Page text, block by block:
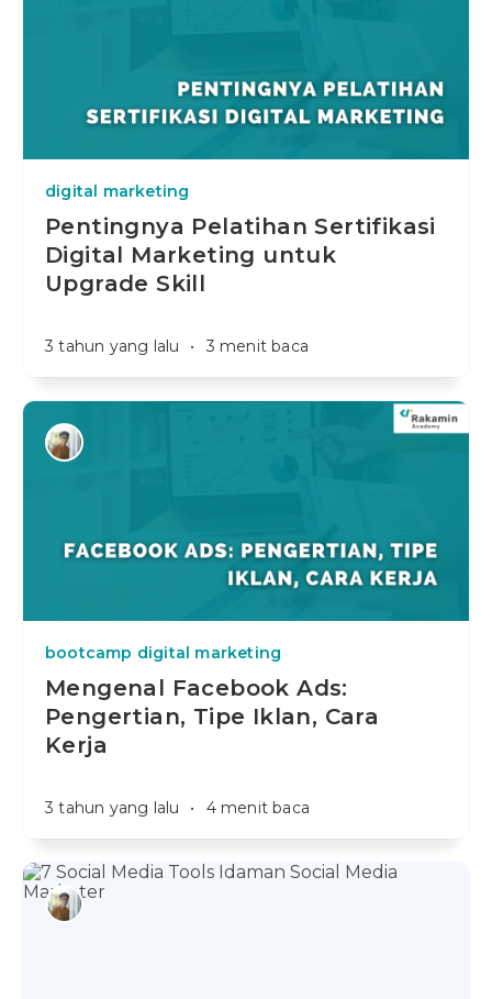
digital marketing
Pentingnya Pelatihan Sertifikasi
Digital Marketing untuk
Upgrade Skill
3 tahun yang lalu • 3 menit baca
bootcamp digital marketing
Mengenal Facebook Ads:
Pengertian, Tipe Iklan, Cara
Kerja
3 tahun yang lalu • 4 menit baca